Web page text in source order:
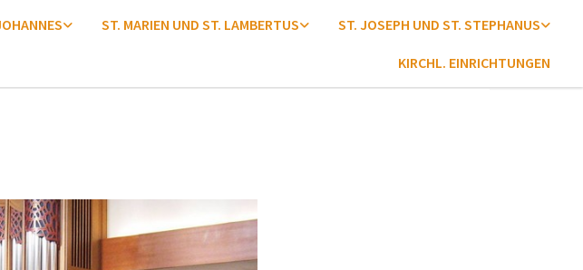
ST. MARIEN UND ST. LAMBERTUS ST. JOSEPH UND ST. STEPHANUS
KIRCHL. EINRICHTUNGEN